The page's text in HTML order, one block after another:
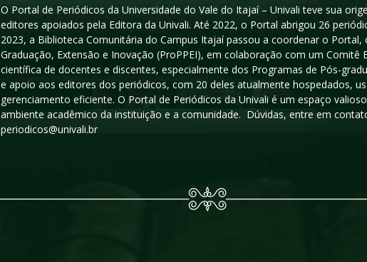
O Portal de Periódicos da Universidade do Vale do Itajaí – Univali teve sua
editores apoiados pela Editora da Univali. Até 2022, o Portal abrigou 26
2023, a Biblioteca Comunitária do Campus Itajaí passou a coordenar o
Graduação, Extensão e Inovação (ProPPEI), em colaboração com um
científica de docentes e discentes, especialmente dos Programas de Pós-
e apoio aos editores dos periódicos, com 20 deles atualmente hospedados,
gerenciamento eficiente. O Portal de Periódicos da Univali é um espaço
ambiente acadêmico da instituição e a comunidade. Dúvidas, entre em
periodicos@univali.br